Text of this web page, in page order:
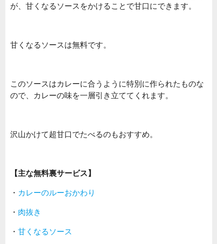
が、甘くなるソースをかけることで甘口にできます。
甘くなるソースは無料です。
このソースはカレーに合うように特別に作られたものな
ので、カレーの味を一層引き立ててくれます。
沢山かけて超甘口でたべるのもおすすめ。
【主な無料裏サービス】
・ カレーのルーおかわり
・ 肉抜き
・ 甘くなるソース